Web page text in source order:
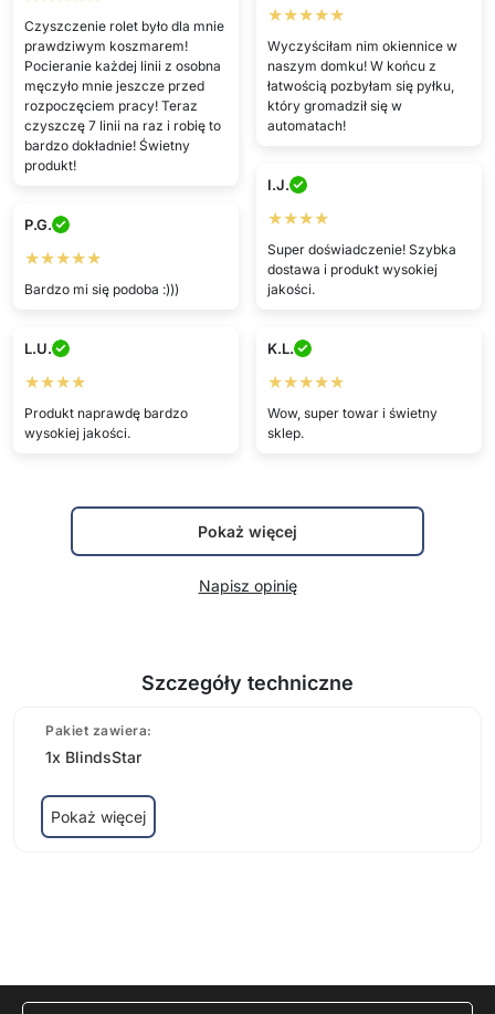
Czyszczenie rolet było dla mnie
prawdziwym koszmarem!
Pocieranie każdej linii z osobna
męczyło mnie jeszcze przed
rozpoczęciem pracy! Teraz
czyszczę 7 linii na raz i robię to
bardzo dokładnie! Świetny
produkt!
★★★★★
Wyczyściłam nim okiennice w
naszym domku! W końcu z
łatwością pozbyłam się pyłku,
który gromadził się w
automatach!
I.J.
★★★★
Super doświadczenie! Szybka
dostawa i produkt wysokiej
jakości.
P.G.
★★★★★
Bardzo mi się podoba :)))
L.U.
★★★★
Produkt naprawdę bardzo
wysokiej jakości.
K.L.
★★★★★
Wow, super towar i świetny
sklep.
Pokaż więcej
Napisz opinię
Szczegóły techniczne
Pakiet zawiera:
1x BlindsStar
Pokaż więcej